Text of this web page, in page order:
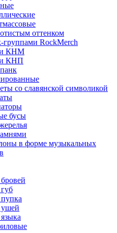
оттенком
группами RockMerch
КНМ
КНП
со славянской символикой
бусы
в форме музыкальных